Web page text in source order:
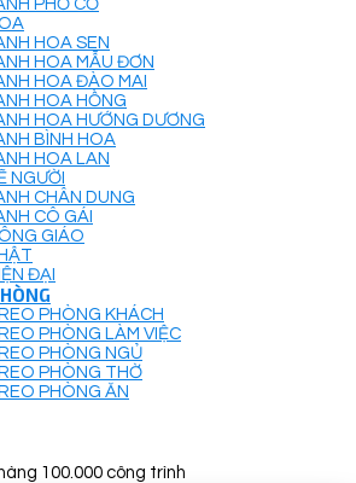
PHỐ CỔ
HOA SEN
HOA MẪU ĐƠN
HOA ĐÀO MAI
HOA HỒNG
HOA HƯỚNG DƯƠNG
BÌNH HOA
HOA LAN
NGƯỜI
CHÂN DUNG
CÔ GÁI
GIÁO
ĐẠI
PHÒNG KHÁCH
PHÒNG LÀM VIỆC
PHÒNG NGỦ
PHÒNG THỜ
PHÒNG ĂN
100.000 công trình